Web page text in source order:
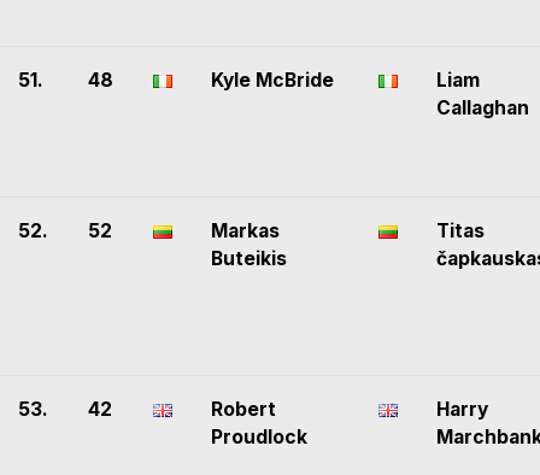
51. 48 Kyle McBride
Liam
Callaghan
52. 52
Markas
Buteikis
Titas
53. 42
Robert
Proudlock
Harry